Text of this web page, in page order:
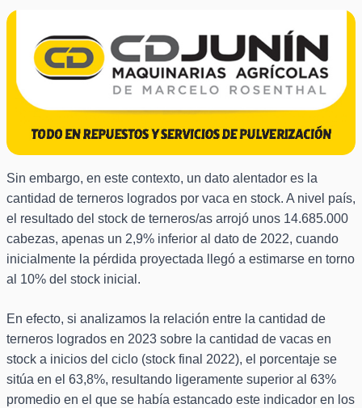
Sin embargo, en este contexto, un dato alentador es la
cantidad de terneros logrados por vaca en stock. A nivel país,
el resultado del stock de terneros/as arrojó unos 14.685.000
cabezas, apenas un 2,9% inferior al dato de 2022, cuando
inicialmente la pérdida proyectada llegó a estimarse en torno
al 10% del stock inicial.
En efecto, si analizamos la relación entre la cantidad de
terneros logrados en 2023 sobre la cantidad de vacas en
stock a inicios del ciclo (stock final 2022), el porcentaje se
sitúa en el 63,8%, resultando ligeramente superior al 63%
promedio en el que se había estancado este indicador en los